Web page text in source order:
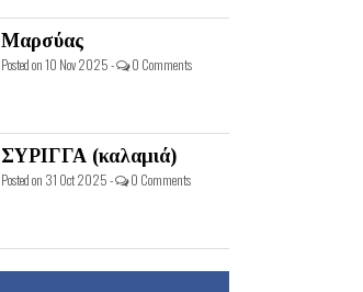
Μαρσύας
Posted on 10 Nov 2025 - 0 Comments
ΣΥΡΙΓΓΑ (καλαμιά)
Posted on 31 Oct 2025 - 0 Comments